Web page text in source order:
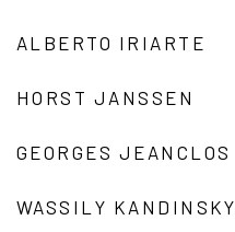
ALBERTO IRIARTE
HORST JANSSEN
GEORGES JEANCLOS
WASSILY KANDINSKY